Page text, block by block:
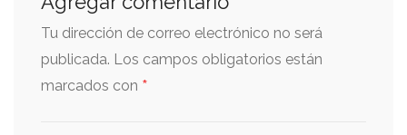
Tu dirección de correo electrónico no será
publicada. Los campos obligatorios están
marcados con *